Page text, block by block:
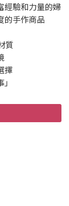
經驗和力量的婦
的手作商品
質
擇